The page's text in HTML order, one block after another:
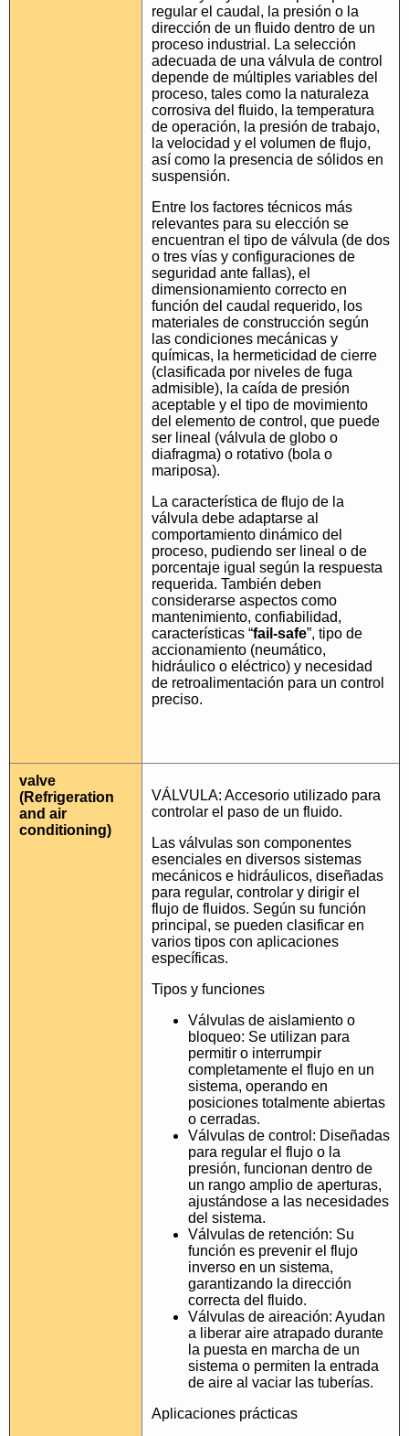
regular el caudal, la presión o la
dirección de un fluido dentro de un
proceso industrial. La selección
adecuada de una válvula de control
depende de múltiples variables del
proceso, tales como la naturaleza
corrosiva del fluido, la temperatura
de operación, la presión de trabajo,
la velocidad y el volumen de flujo,
así como la presencia de sólidos en
suspensión.
Entre los factores técnicos más
relevantes para su elección se
encuentran el tipo de válvula (de dos
o tres vías y configuraciones de
seguridad ante fallas), el
dimensionamiento correcto en
función del caudal requerido, los
materiales de construcción según
las condiciones mecánicas y
químicas, la hermeticidad de cierre
(clasificada por niveles de fuga
admisible), la caída de presión
aceptable y el tipo de movimiento
del elemento de control, que puede
ser lineal (válvula de globo o
diafragma) o rotativo (bola o
mariposa).
La característica de flujo de la
válvula debe adaptarse al
comportamiento dinámico del
proceso, pudiendo ser lineal o de
porcentaje igual según la respuesta
requerida. También deben
considerarse aspectos como
mantenimiento, confiabilidad,
características “fail-safe”, tipo de
accionamiento (neumático,
hidráulico o eléctrico) y necesidad
de retroalimentación para un control
preciso.
valve
(Refrigeration
and air
conditioning)
VÁLVULA: Accesorio utilizado para
controlar el paso de un fluido.
Las válvulas son componentes
esenciales en diversos sistemas
mecánicos e hidráulicos, diseñadas
para regular, controlar y dirigir el
flujo de fluidos. Según su función
principal, se pueden clasificar en
varios tipos con aplicaciones
específicas.
Tipos y funciones
Válvulas de aislamiento o
bloqueo: Se utilizan para
permitir o interrumpir
completamente el flujo en un
sistema, operando en
posiciones totalmente abiertas
o cerradas.
Válvulas de control: Diseñadas
para regular el flujo o la
presión, funcionan dentro de
un rango amplio de aperturas,
ajustándose a las necesidades
del sistema.
Válvulas de retención: Su
función es prevenir el flujo
inverso en un sistema,
garantizando la dirección
correcta del fluido.
Válvulas de aireación: Ayudan
a liberar aire atrapado durante
la puesta en marcha de un
sistema o permiten la entrada
de aire al vaciar las tuberías.
Aplicaciones prácticas